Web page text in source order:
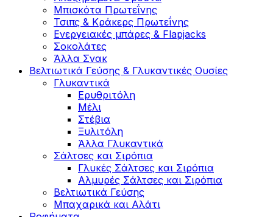
Μπισκότα Πρωτεΐνης
Τσιπς & Kράκερς Πρωτεΐνης
Ενεργειακές μπάρες & Flapjacks
Σοκολάτες
Άλλα Σνακ
Βελτιωτικά Γεύσης & Γλυκαντικές Ουσίες
Γλυκαντικά
Ερυθριτόλη
Μέλι
Στέβια
Ξυλιτόλη
Άλλα Γλυκαντικά
Σάλτσες και Σιρόπια
Γλυκές Σάλτσες και Σιρόπια
Αλμυρές Σάλτσες και Σιρόπια
Bελτιωτικά Γεύσης
Μπαχαρικά και Αλάτι